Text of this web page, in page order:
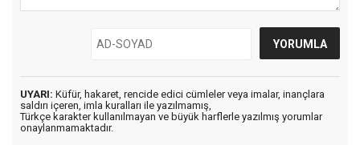
UYARI: Küfür, hakaret, rencide edici cümleler veya imalar, inançlara
saldırı içeren, imla kuralları ile yazılmamış,
Türkçe karakter kullanılmayan ve büyük harflerle yazılmış yorumlar
onaylanmamaktadır.